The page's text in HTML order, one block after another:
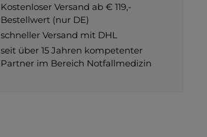
Kostenloser Versand ab € 119,-
Bestellwert (nur DE)
schneller Versand mit DHL
seit über 15 Jahren kompetenter
Partner im Bereich Notfallmedizin